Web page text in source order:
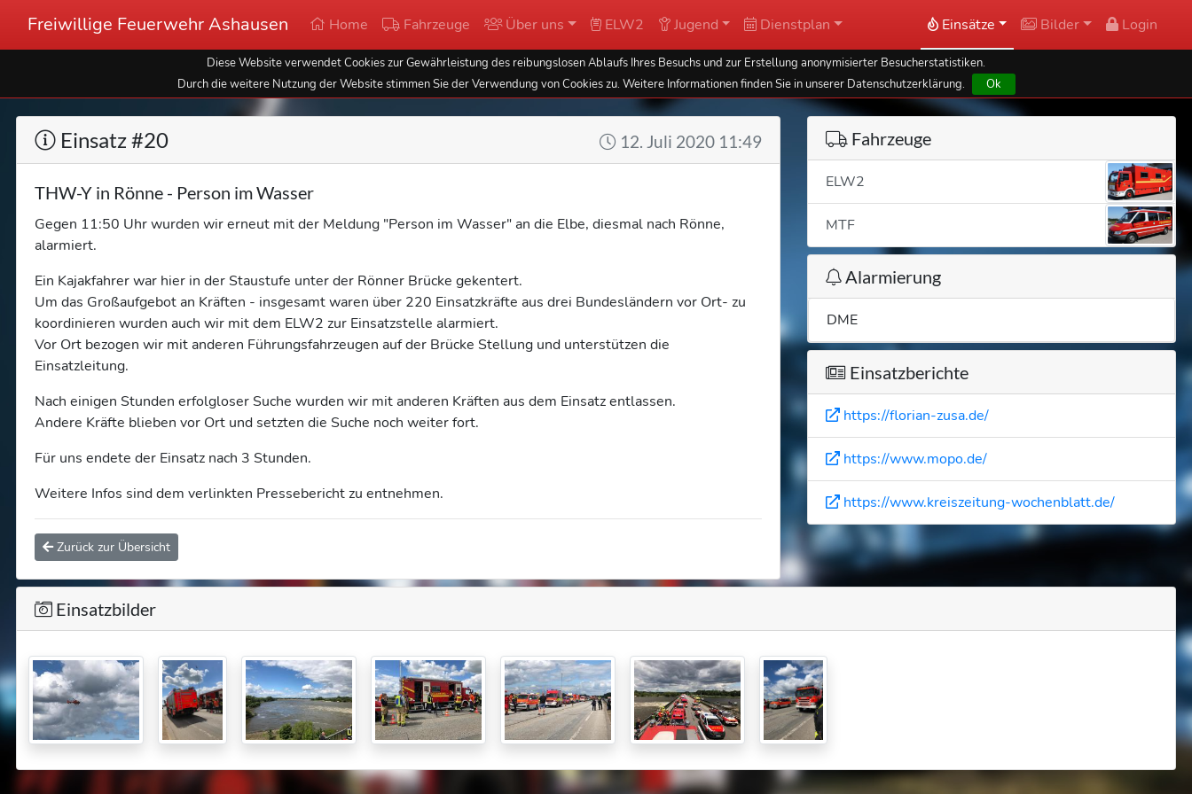
Freiwillige Feuerwehr Ashausen Home Fahrzeuge Über uns ELW2 Jugend Dienstplan Einsätze Bilder Login
Diese Website verwendet Cookies zur Gewährleistung des reibungslosen Ablaufs Ihres Besuchs und zur Erstellung anonymisierter Besucherstatistiken.
Durch die weitere Nutzung der Website stimmen Sie der Verwendung von Cookies zu. Weitere Informationen finden Sie in unserer Datenschutzerklärung.
Ok
Einsatz #20 12. Juli 2020 11:49
THW-Y in Rönne - Person im Wasser
Gegen 11:50 Uhr wurden wir erneut mit der Meldung "Person im Wasser" an die Elbe, diesmal nach Rönne,
alarmiert.
Ein Kajakfahrer war hier in der Staustufe unter der Rönner Brücke gekentert.
Um das Großaufgebot an Kräften - insgesamt waren über 220 Einsatzkräfte aus drei Bundesländern vor Ort- zu
koordinieren wurden auch wir mit dem ELW2 zur Einsatzstelle alarmiert.
Vor Ort bezogen wir mit anderen Führungsfahrzeugen auf der Brücke Stellung und unterstützen die
Einsatzleitung.
Nach einigen Stunden erfolgloser Suche wurden wir mit anderen Kräften aus dem Einsatz entlassen.
Andere Kräfte blieben vor Ort und setzten die Suche noch weiter fort.
Für uns endete der Einsatz nach 3 Stunden.
Weitere Infos sind dem verlinkten Pressebericht zu entnehmen.
Zurück zur Übersicht
Fahrzeuge
ELW2
MTF
Alarmierung
DME
Einsatzberichte
https://florian-zusa.de/
https://www.mopo.de/
https://www.kreiszeitung-wochenblatt.de/
Einsatzbilder